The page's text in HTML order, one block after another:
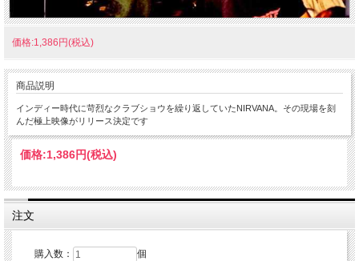
価格:1,386円(税込)
商品説明
インディー時代に苛烈なクラブショウを繰り返していたNIRVANA。その現場を刻
んだ極上映像がリリース決定です
価格:1,386円(税込)
注文
購入数： 個